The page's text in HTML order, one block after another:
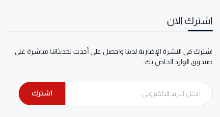
اشترك الان
اشترك في النشرة الإخبارية لدينا واحصل على أحدث تحديثاتنا مباشرة على
صندوق الوارد الخاص بك.
اشترك